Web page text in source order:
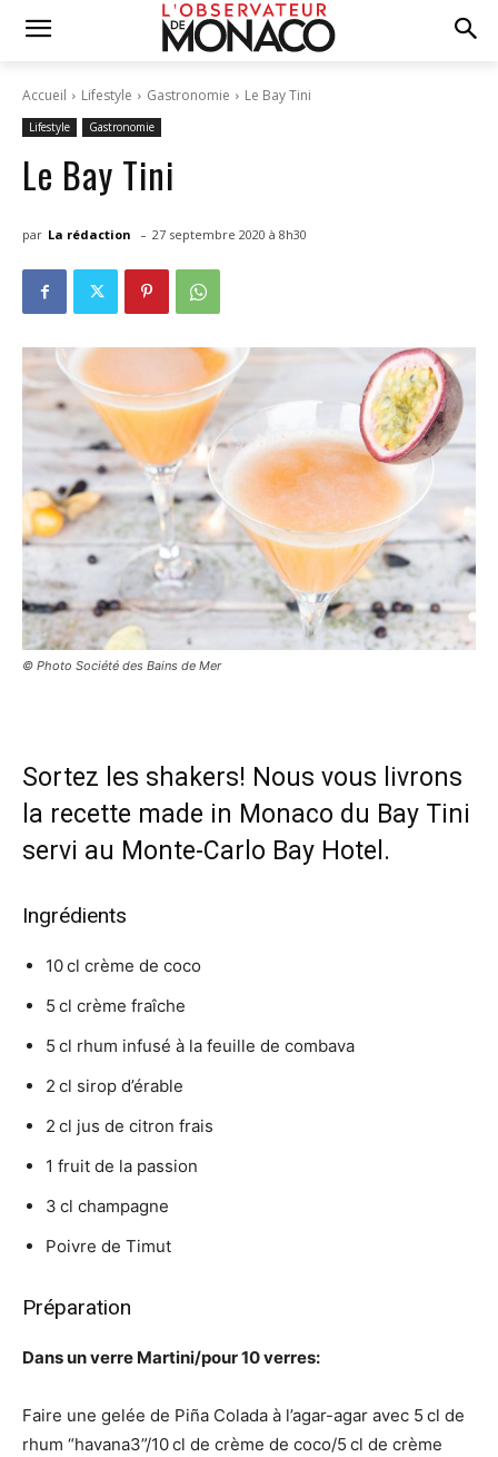
Accueil Lifestyle Gastronomie Le Bay Tini
Lifestyle Gastronomie
Le Bay Tini
par La rédaction - 27 septembre 2020 à 8h30
© Photo Société des Bains de Mer
Sortez les shakers! Nous vous livrons
la recette made in Monaco du Bay Tini
servi au Monte-Carlo Bay Hotel.
Ingrédients
10 cl crème de coco
5 cl crème fraîche
5 cl rhum infusé à la feuille de combava
2 cl sirop d’érable
2 cl jus de citron frais
1 fruit de la passion
3 cl champagne
Poivre de Timut
Préparation
Dans un verre Martini/pour 10 verres:
Faire une gelée de Piña Colada à l’agar-agar avec 5 cl de
rhum “havana3”/10 cl de crème de coco/5 cl de crème